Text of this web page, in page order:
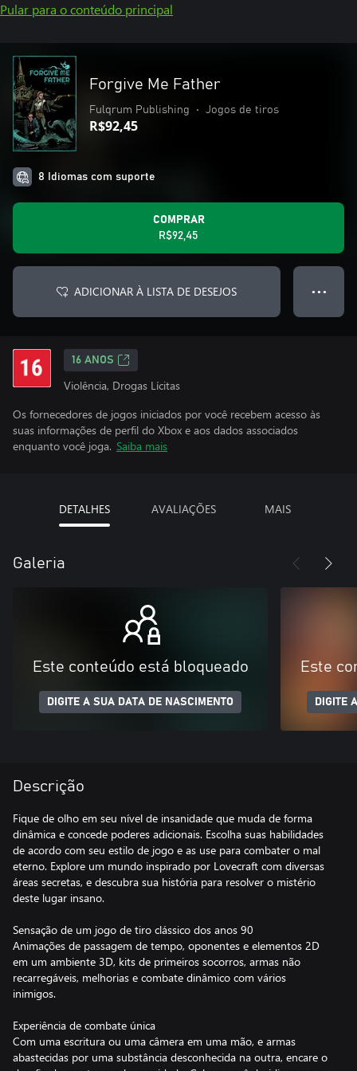
Pular para o conteúdo principal
Forgive Me Father
Fulqrum Publishing • Jogos de tiros
R$92,45
8 Idiomas com suporte
COMPRAR
R$92,45
ADICIONAR À LISTA DE DESEJOS ● ● ●
16 ANOS
Violência, Drogas Lícitas
Os fornecedores de jogos iniciados por você recebem acesso às
suas informações de perfil do Xbox e aos dados associados
enquanto você joga. Saiba mais
DETALHES AVALIAÇÕES MAIS
Galeria
Este conteúdo está bloqueado
DIGITE A SUA DATA DE NASCIMENTO
Este
DIGITE
Descrição
Fique de olho em seu nível de insanidade que muda de forma
dinâmica e concede poderes adicionais. Escolha suas habilidades
de acordo com seu estilo de jogo e as use para combater o mal
eterno. Explore um mundo inspirado por Lovecraft com diversas
áreas secretas, e descubra sua história para resolver o mistério
deste lugar insano.
Sensação de um jogo de tiro clássico dos anos 90
Animações de passagem de tempo, oponentes e elementos 2D
em um ambiente 3D, kits de primeiros socorros, armas não
recarregáveis, melhorias e combate dinâmico com vários
inimigos.
Experiência de combate única
Com uma escritura ou uma câmera em uma mão, e armas
abastecidas por uma substância desconhecida na outra, encare o